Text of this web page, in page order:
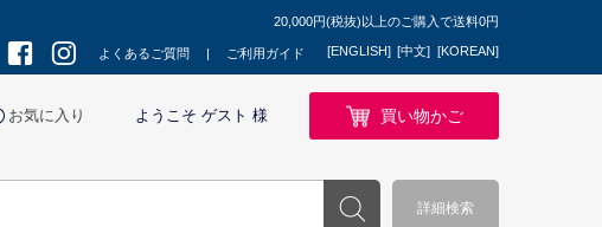
20,000円(税抜)以上のご購入で送料0円
よくあるご質問 ご利用ガイド [ENGLISH] [中文] [KOREAN]
お気に入り ようこそ ゲスト 様 買い物かご
詳細検索